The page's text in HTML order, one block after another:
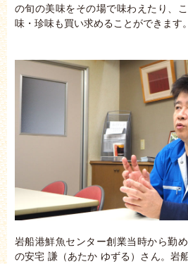
の旬の美味をその場で味わえたり、
味・珍味も買い求めることができます。
岩船港鮮魚センター創業当時から勤
の安宅 謙（あたか ゆずる）さん。岩